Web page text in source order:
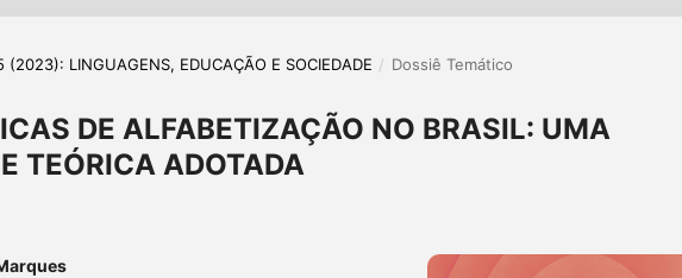
(2023): LINGUAGENS, EDUCAÇÃO E SOCIEDADE / Dossiê Temático
DE ALFABETIZAÇÃO NO BRASIL: UMA
TEÓRICA ADOTADA